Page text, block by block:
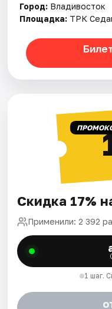
Город: Владивосток
Площадка: ТРК
Скидка 17%
Применили: 2 392
1 шаг.